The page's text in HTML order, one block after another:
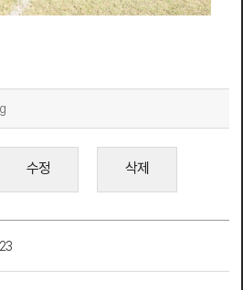
수정 삭제